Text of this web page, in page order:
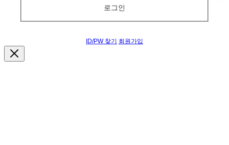
로그인
ID/PW 찾기 회원가입